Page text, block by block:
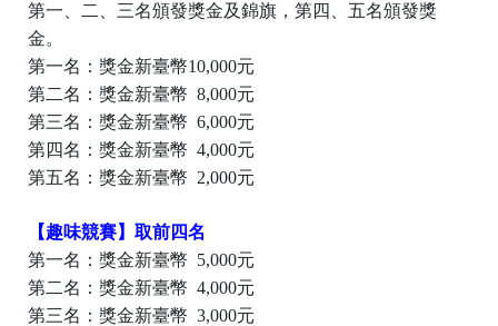
第一、二、三名頒發獎金及錦旗，第四、五名頒發獎
金。
第一名：獎金新臺幣10,000元
第二名：獎金新臺幣 8,000元
第三名：獎金新臺幣 6,000元
第四名：獎金新臺幣 4,000元
第五名：獎金新臺幣 2,000元
【趣味競賽】 取前四名
第一名：獎金新臺幣 5,000元
第二名：獎金新臺幣 4,000元
第三名：獎金新臺幣 3,000元